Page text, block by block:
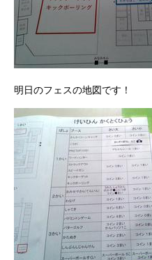
明日のフェスの地図です！